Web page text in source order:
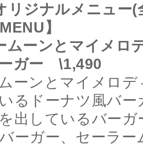
リジナルメニュー(
】
ムーンとマイメロ
ガー \1,490
ーンとマイメロ
るドーナツ風バ
出しているバー
ーガー、セーラ